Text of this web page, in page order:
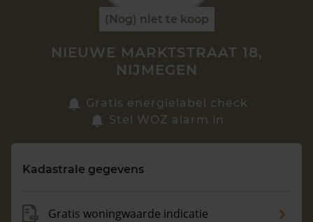
Vragen? Neem contact met ons op
088 220 4200
(Nog) niet te koop
NIEUWE MARKTSTRAAT 18,
NIJMEGEN
Gratis energielabel check
Stel WOZ alarm in
Kadastrale gegevens
Gratis woningwaarde indicatie